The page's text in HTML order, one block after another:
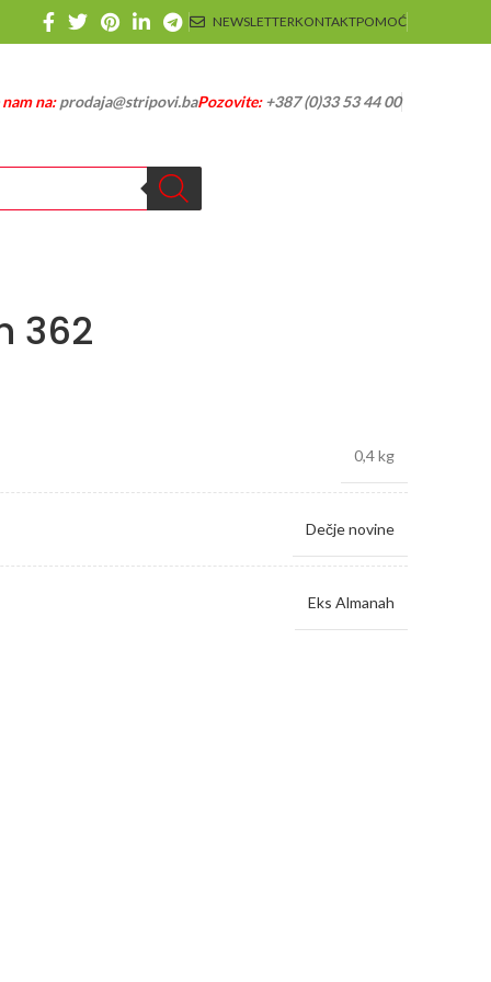
NEWSLETTERKONTAKTPOMOĆ
na:prodaja@stripovi.baPozovite:+387 (0)33 53 44 00
362
0,4 kg
Dečje novine
Eks Almanah